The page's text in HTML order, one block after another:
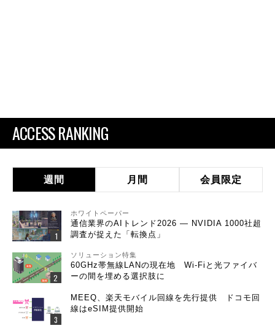
ACCESS RANKING
週間 月間 会員限定
ホワイトペーパー
通信業界のAIトレンド2026 ― NVIDIA 1000社超
調査が捉えた「転換点」
ソリューション特集
60GHz帯無線LANの現在地 Wi-Fiと光ファイバ
ーの間を埋める選択肢に
MEEQ、楽天モバイル回線を先行提供 ドコモ回
線はeSIM提供開始